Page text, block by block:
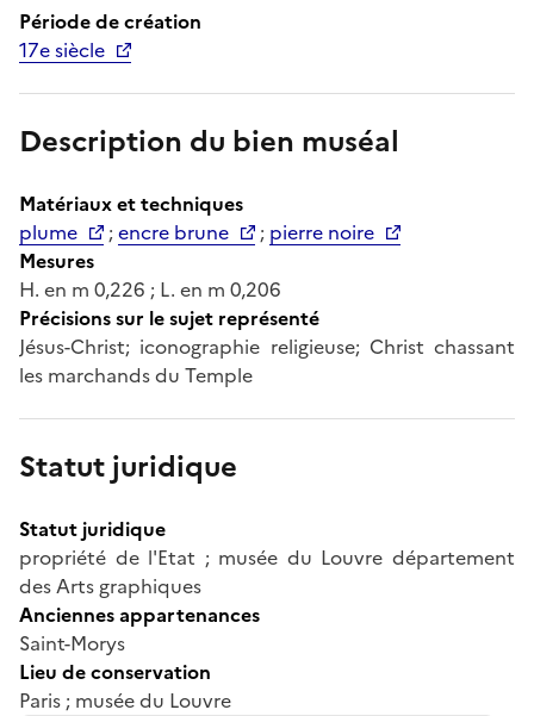
Période de création
17e siècle
Description du bien muséal
Matériaux et techniques
plume
;encre brune ; pierre noire
Mesures
H. en m 0,226 ; L. en m 0,206
Précisions sur le sujet représenté
Jésus-Christ; iconographie religieuse; Christ chassant
les marchands du Temple
Statut juridique
Statut juridique
propriété de l'Etat ; musée du Louvre département
des Arts graphiques
Anciennes appartenances
Saint-Morys
Lieu de conservation
Paris ; musée du Louvre